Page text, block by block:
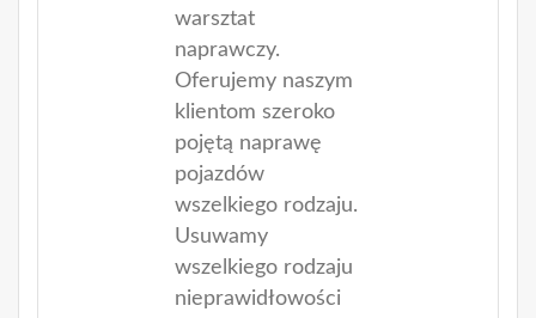
warsztat
naprawczy.
Oferujemy naszym
klientom szeroko
pojętą naprawę
pojazdów
wszelkiego rodzaju.
Usuwamy
wszelkiego rodzaju
nieprawidłowości